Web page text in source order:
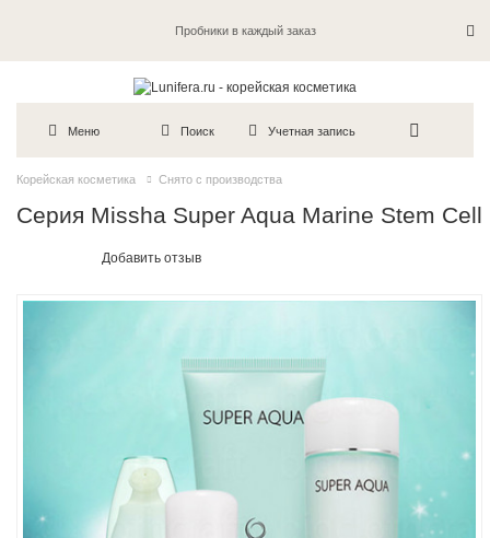
Пробники в каждый заказ
Меню Поиск Учетная запись
Корейская косметика Снято с производства
Серия Missha Super Aqua Marine Stem Cell
Добавить отзыв